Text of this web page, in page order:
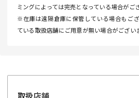
ミングによっては完売となっている場合がご
※在庫は遠隔倉庫に保管している場合もご
ている取扱店舗にご用意が無い場合がござい